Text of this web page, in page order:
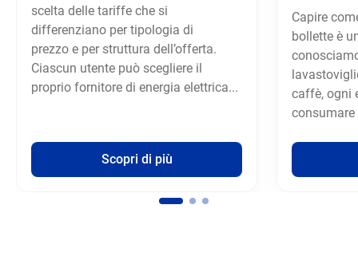
scelta delle tariffe che si
differenziano per tipologia di
prezzo e per struttura dell’offerta.
Ciascun utente può scegliere il
proprio fornitore di energia elettrica...
Scopri di più
Capire
bollette è
caffè, ogni
consumare